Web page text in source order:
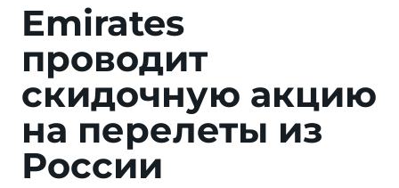
Emirates
проводит
скидочную акцию
на перелеты из
России